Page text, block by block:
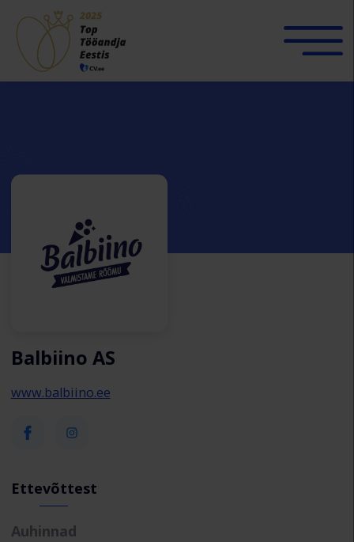
Balbiino AS
www.balbiino.ee
Ettevõttest
Auhinnad